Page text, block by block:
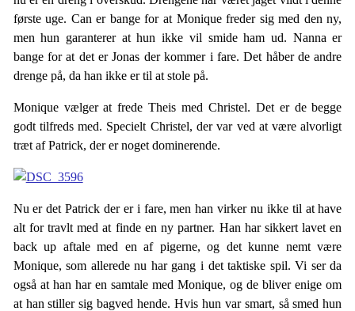
første uge. Can er bange for at Monique freder sig med den ny,
men hun garanterer at hun ikke vil smide ham ud. Nanna er
bange for at det er Jonas der kommer i fare. Det håber de andre
drenge på, da han ikke er til at stole på.
Monique vælger at frede Theis med Christel. Det er de begge
godt tilfreds med. Specielt Christel, der var ved at være alvorligt
træt af Patrick, der er noget dominerende.
Nu er det Patrick der er i fare, men han virker nu ikke til at have
alt for travlt med at finde en ny partner. Han har sikkert lavet en
back up aftale med en af pigerne, og det kunne nemt være
Monique, som allerede nu har gang i det taktiske spil. Vi ser da
også at han har en samtale med Monique, og de bliver enige om
at han stiller sig bagved hende. Hvis hun var smart, så smed hun